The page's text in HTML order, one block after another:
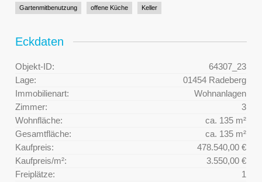
Gartenmitbenutzung offene Küche Keller
Eckdaten
Objekt-ID:
64307_23
Lage:
01454 Radeberg
Immobilienart:
Wohnanlagen
Zimmer:
3
Wohnfläche:
ca. 135 m²
Gesamtfläche:
ca. 135 m²
Kaufpreis:
478.540,00 €
Kaufpreis/m²:
3.550,00 €
Freiplätze:
1